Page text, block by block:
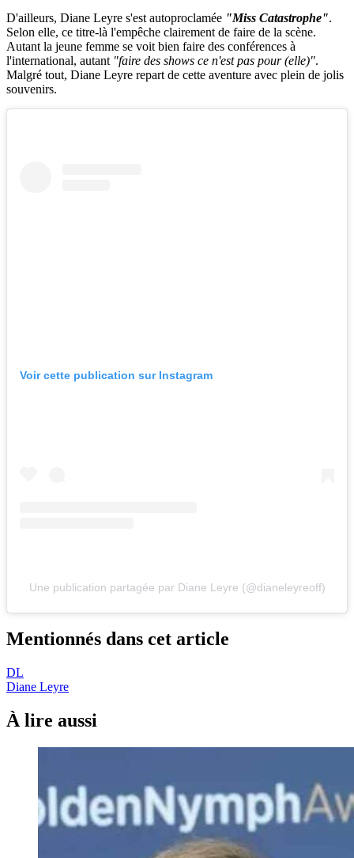
D'ailleurs, Diane Leyre s'est autoproclamée "Miss Catastrophe".
Selon elle, ce titre-là l'empêche clairement de faire de la scène.
Autant la jeune femme se voit bien faire des conférences à
l'international, autant "faire des shows ce n'est pas pour (elle)".
Malgré tout, Diane Leyre repart de cette aventure avec plein de jolis
souvenirs.
Voir cette publication sur Instagram
Une publication partagée par Diane Leyre (@dianeleyreoff)
Mentionnés dans cet article
DL
Diane Leyre
À lire aussi